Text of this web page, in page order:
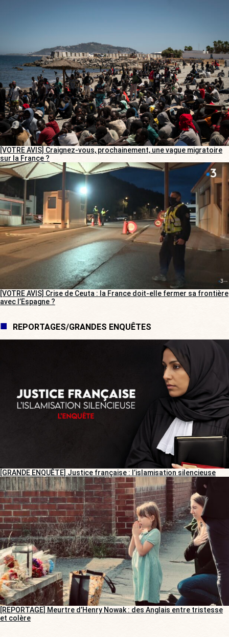
[VOTRE AVIS] Craignez-vous, prochainement, une vague migratoire
sur la France ?
[VOTRE AVIS] Crise de Ceuta : la France doit-elle fermer sa frontière
avec l’Espagne ?
REPORTAGES/GRANDES ENQUÊTES
[GRANDE ENQUÊTE] Justice française : l’islamisation silencieuse
[REPORTAGE] Meurtre d’Henry Nowak : des Anglais entre tristesse
et colère